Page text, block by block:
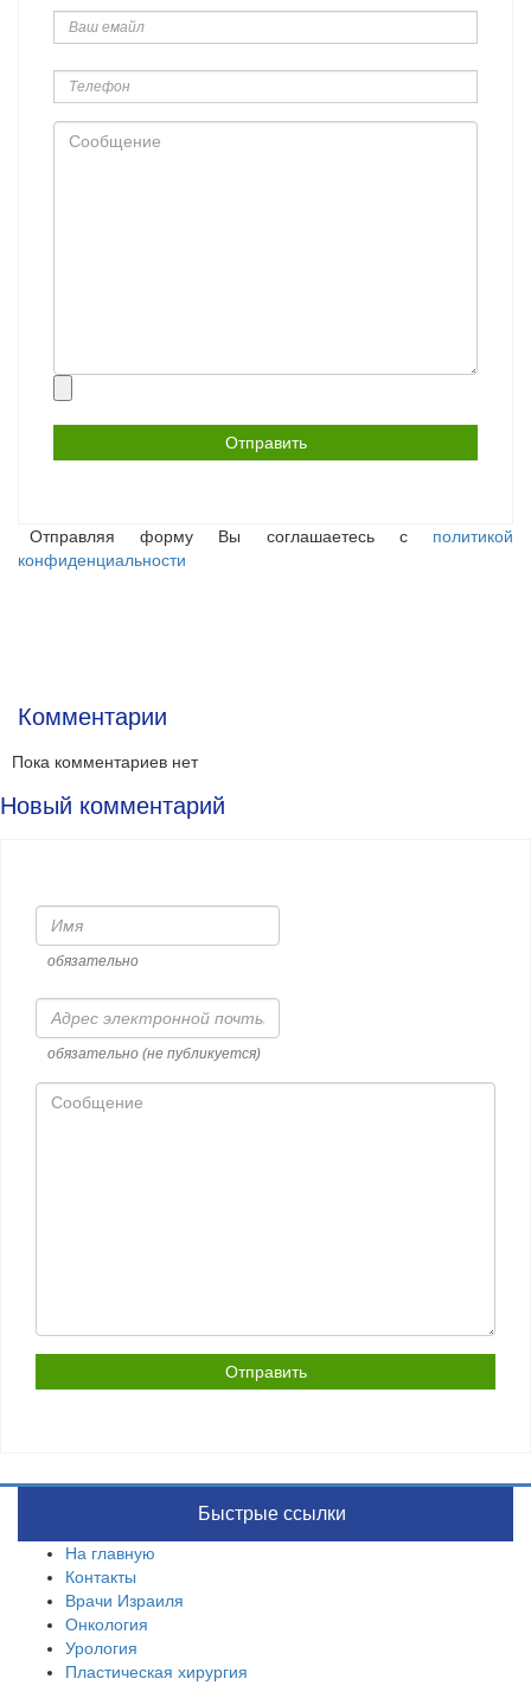
емайл
Сообщение
Отправляя форму Вы соглашаетесь с политикой
конфиденциальности
Комментарии
Пока комментариев нет
Новый комментарий
Имя
обязательно
Адрес
электронной
почты
обязательно (не публикуется)
Сообщение
Быстрые ссылки
На главную
Контакты
Врачи Израиля
Онкология
Урология
Пластическая хирургия